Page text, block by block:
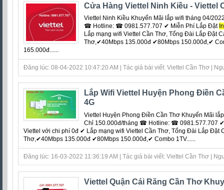
Cửa Hàng Viettel Ninh Kiều - Viettel
Viettel Ninh Kiều Khuyến Mãi lắp wifi tháng 04/
☎ Hotline: ☎ 0981.577.707 ✔ Miễn Phí Lắp Đặt
Lắp mạng wifi Viettel Cần Thơ, Tổng Đài Lắp Đặt
Thơ,✔40Mbps 135.000đ ✔80Mbps 150.000đ,✔
165.000đ......
Đăng lúc: 08-04-2022 10:47:20 AM | Tác giả bài viết: Viettel Cần Thơ |
Lắp Wifi Viettel Huyện Phong Điền
4G
Viettel Huyện Phong Điền Cần Thơ Khuyến Mãi
Chỉ 150.000đ/tháng ☎ Hotline: ☎ 0981.577.707
Viettel với chi phí 0đ ‎✔ Lắp mạng wifi Viettel Cần Thơ, Tổng Đài Lắp Đặt
Thơ,✔40Mbps 135.000đ ✔80Mbps 150.000đ,✔ Combo 1TV......
Đăng lúc: 16-03-2022 11:36:19 AM | Tác giả bài viết: Viettel Cần Thơ |
Viettel Quận Cái Răng Cần Thơ